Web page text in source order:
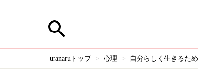
uranaruトップ 心理 自分らしく生きるた